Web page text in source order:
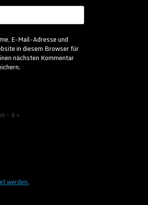
E-Mail-Adresse und
in diesem Browser für
nächsten Kommentar
− 6 =
werden..